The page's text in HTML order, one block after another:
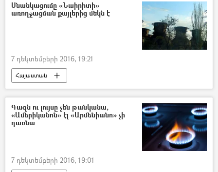
Սնանկացումը «Նաիրիտի»
առողջացման քայլերից մեկն է
7 դեկտեմբերի 2016, 19:21
Հայաստան
Գազն ու լույսը չեն թանկանա,
«Ամերիկանոն» էլ «Արմենիանո» չի
դառնա
7 դեկտեմբերի 2016, 19:01